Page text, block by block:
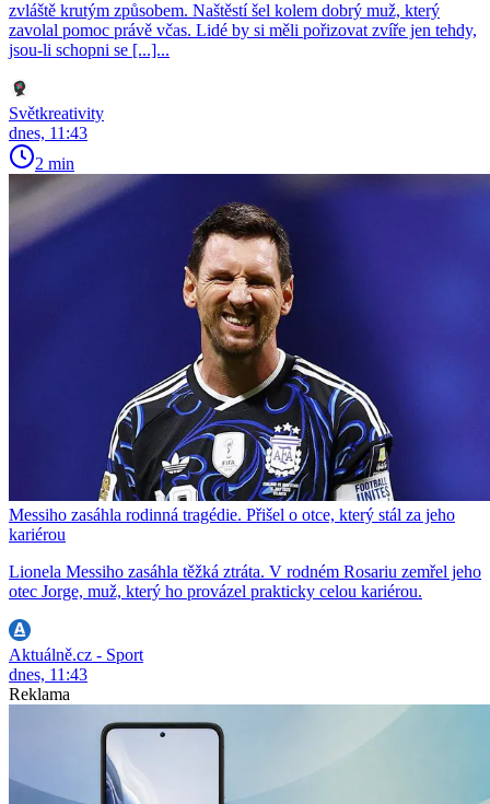
zvláště krutým způsobem. Naštěstí šel kolem dobrý muž, který
zavolal pomoc právě včas. Lidé by si měli pořizovat zvíře jen tehdy,
jsou-li schopni se [...]...
Světkreativity
dnes, 11:43
2 min
Messiho zasáhla rodinná tragédie. Přišel o otce, který stál za jeho
kariérou
Lionela Messiho zasáhla těžká ztráta. V rodném Rosariu zemřel jeho
otec Jorge, muž, který ho provázel prakticky celou kariérou.
Aktuálně.cz - Sport
dnes, 11:43
Reklama